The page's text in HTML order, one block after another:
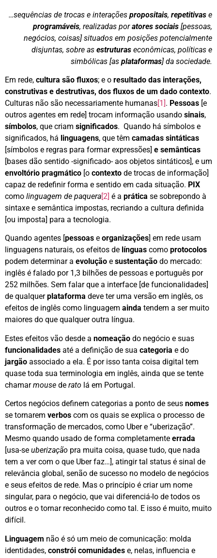
…sequências de trocas e interações propositais, repetitivas e
programáveis, realizadas poratores sociais [pessoas,
negócios, coisas] situados em posições potencialmente
disjuntas, sobre as estruturas econômicas, políticas e
simbólicas [as plataformas] da sociedade.
Em rede, cultura são fluxos; e o resultado das interações,
construtivas e destrutivas, dos fluxos de um dado contexto.
Culturas não são necessariamente humanas[1]. Pessoas [e
outros agentes em rede] trocam informação usando sinais,
símbolos, que criam significados. Quando há símbolos e
significados, há linguagens, que têm camadas sintáticas
[símbolos e regras para formar expressões] e semânticas
[bases dão sentido -significado- aos objetos sintáticos], e um
envoltório pragmático [o contexto de trocas de informação]
capaz de redefinir forma e sentido em cada situação. PIX
como linguagem de paquera[2] é a prática se sobrepondo à
sintaxe e semântica impostas, recriando a cultura definida
[ou imposta] para a tecnologia.
Quando agentes [pessoas e organizações] em rede usam
linguagens naturais, os efeitos de línguas como protocolos
podem determinar a evolução e sustentação do mercado:
inglês é falado por 1,3 bilhões de pessoas e português por
252 milhões. Sem falar que a interface [de funcionalidades]
de qualquerplataforma deve ter uma versão em inglês, os
efeitos de inglês como linguagem ainda tendem a ser muito
maiores do que qualquer outra língua.
Estes efeitos vão desde a nomeação do negócio e suas
funcionalidades até a definição de sua categoria e do
jargão associado a ela. É por isso tanta coisa digital tem
quase toda sua terminologia em inglês, ainda que se tente
chamarmouse de rato lá em Portugal.
Certos negócios definem categorias a ponto de seus nomes
se tornarem verbos com os quais se explica o processo de
transformação de mercados, como Uber e “uberização”.
Mesmo quando usado de forma completamente errada
[usa-se uberização pra muita coisa, quase tudo, que nada
tem a ver com o que Uber faz…], atingir tal status é sinal de
relevância global, senão de sucesso no modelo de negócios
e seus efeitos de rede. Mas o princípio é criar um nome
singular, para o negócio, que vai diferenciá-lo de todos os
outros e o tornar reconhecido como tal. E isso é muito, muito
difícil.
Linguagem não é só um meio de comunicação: molda
identidades, constrói comunidades e, nelas, influencia e